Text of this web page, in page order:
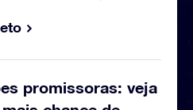
promissoras: veja